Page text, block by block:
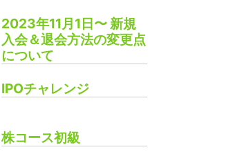
2023年11月1日〜 新規
入会＆退会方法の変更点
について
IPOチャレンジ
株コース初級